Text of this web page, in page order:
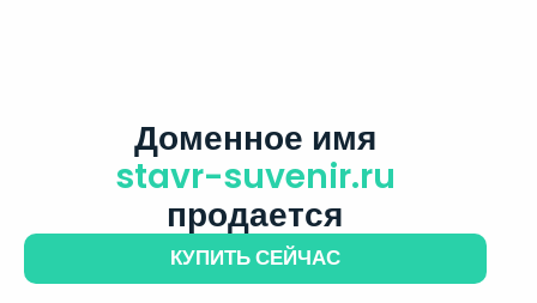
Доменное имя
stavr-suvenir.ru
продается
КУПИТЬ СЕЙЧАС